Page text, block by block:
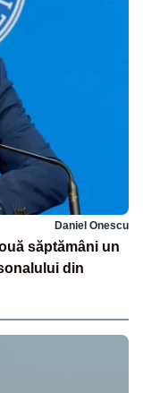
Daniel Onescu
săptămâni un
din